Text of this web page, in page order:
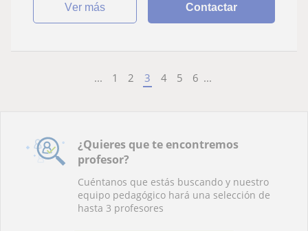
ver más Contactar
... 1 2 3 4 5 6 ...
¿Quieres que te encontremos
profesor?
Cuéntanos que estás buscando y nuestro
equipo pedagógico hará una selección de
hasta 3 profesores